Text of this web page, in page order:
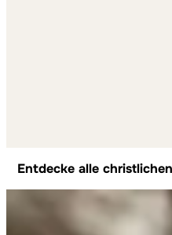
Entdecke alle